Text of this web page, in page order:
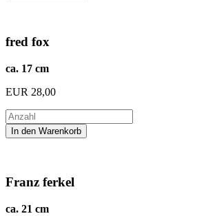
fred fox
ca. 17 cm
EUR 28,00
Franz ferkel
ca. 21 cm